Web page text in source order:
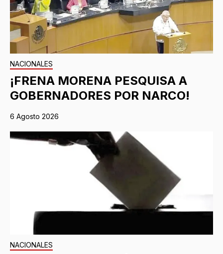
NACIONALES
¡FRENA MORENA PESQUISA A
GOBERNADORES POR NARCO!
6 Agosto 2026
NACIONALES